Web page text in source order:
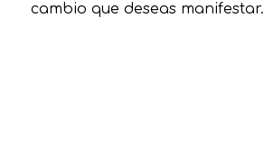
cambio que deseas manifestar.